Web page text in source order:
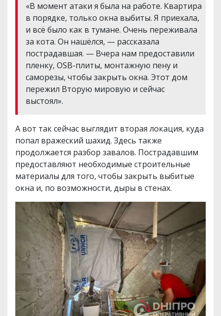
«В момент атаки я была на работе. Квартира
в порядке, только окна выбиты. Я приехала,
и всё было как в тумане. Очень переживала
за кота. Он нашёлся, — рассказала
пострадавшая. — Вчера нам предоставили
пленку, OSB-плиты, монтажную пену и
саморезы, чтобы закрыть окна. Этот дом
пережил Вторую мировую и сейчас
выстоял».
А вот так сейчас выглядит вторая локация, куда
попал вражеский шахид. Здесь также
продолжается разбор завалов. Пострадавшим
предоставляют необходимые строительные
материалы для того, чтобы закрыть выбитые
окна и, по возможности, дыры в стенах.